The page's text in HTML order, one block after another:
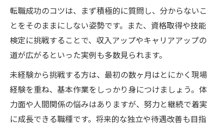
転職成功のコツは、まず積極的に質問し、分からないこ
とをそのままにしない姿勢です。また、資格取得や技能
検定に挑戦することで、収入アップやキャリアアップの
道が広がるといった実例も多数見られます。
未経験から挑戦する方は、最初の数ヶ月はとにかく現場
経験を重ね、基本作業をしっかり身につけましょう。体
力面や人間関係の悩みはありますが、努力と継続で着実
に成長できる職種です。将来的な独立や待遇改善も目指